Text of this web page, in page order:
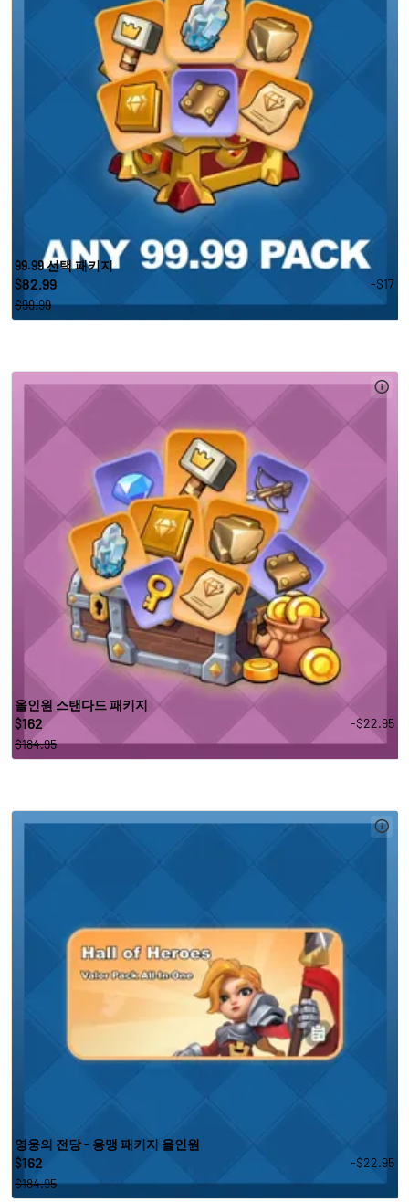
99.99 선택 패키지
$82.99
-$17
$99.99
올인원 스탠다드 패키지
$162
-$22.95
$184.95
영웅의 전당 - 용맹 패키지 올인원
$162
-$22.95
$184.95